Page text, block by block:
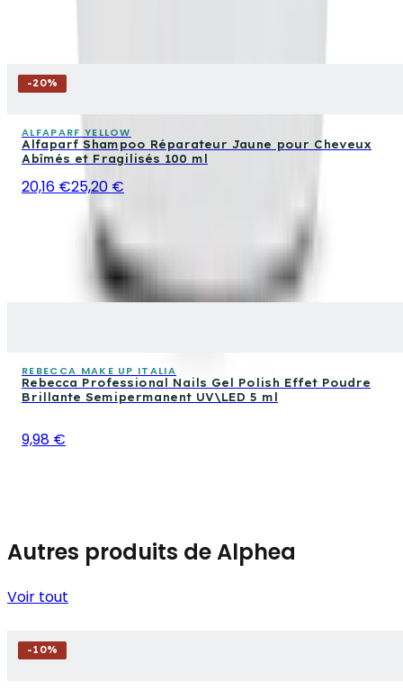
-20%
ALFAPARF YELLOW
Alfaparf Shampoo Réparateur Jaune pour Cheveux
Abîmés et Fragilisés 100 ml
20,16 €25,20 €
REBECCA MAKE UP ITALIA
Rebecca Professional Nails Gel Polish Effet Poudre
Brillante Semipermanent UV\LED 5 ml
9,98 €
Autres produits de Alphea
Voir tout
-10%